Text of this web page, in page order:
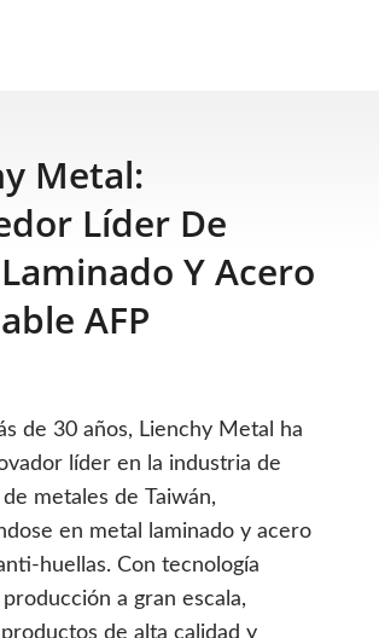
Metal:
Líder De
Y Acero
AFP
de 30 años, Lienchy Metal ha
líder en la industria de
metales de Taiwán,
en metal laminado y acero
huellas. Con tecnología
a gran escala,
de alta calidad y